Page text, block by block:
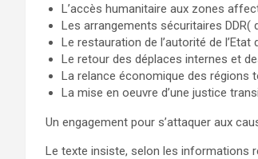
L’accès humanitaire aux zones
Les arrangements sécuritaires
Le restauration de l’autorité de
Le retour des déplaces internes et
La relance économique des régions
La mise en oeuvre d’une justice
Un engagement pour s’attaquer aux
Le texte insiste, selon les informations